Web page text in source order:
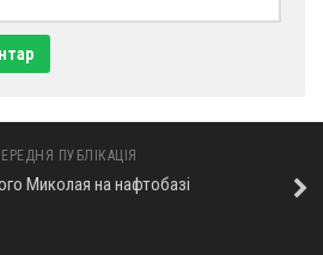
ПУБЛІКАЦІЯ
Миколая на нафтобазі